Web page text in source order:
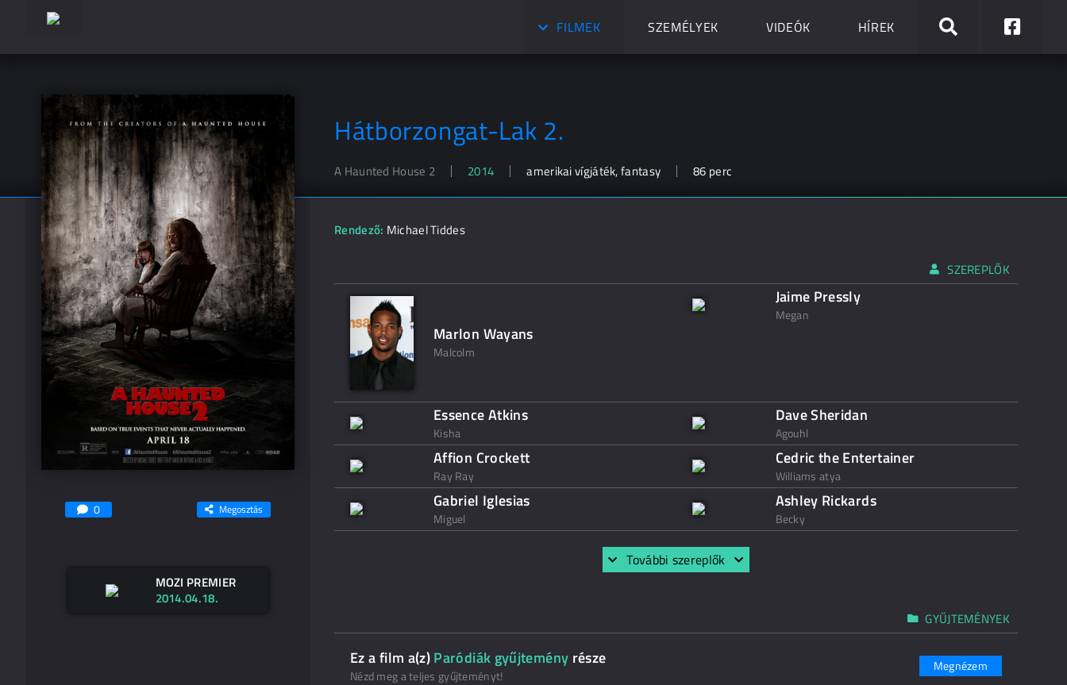
FILMEK SZEMÉLYEK VIDEÓK HÍREK
Hátborzongat-Lak 2.
A Haunted House 2 2014 amerikai vígjáték, fantasy 86 perc
0 Megosztás
MOZI PREMIER
2014.04.18.
Rendező: Michael Tiddes
SZEREPLŐK
Marlon Wayans
Malcolm
Jaime Pressly
Megan
Essence Atkins
Kisha
Dave Sheridan
Agouhl
Affion Crockett
Ray Ray
Cedric the Entertainer
Williams atya
Gabriel Iglesias
Miguel
Ashley Rickards
Becky
További szereplők
GYŰJTEMÉNYEK
Ez a film a(z)Paródiák gyűjtemény része
Nézd meg a teljes gyűjteményt!
Megnézem